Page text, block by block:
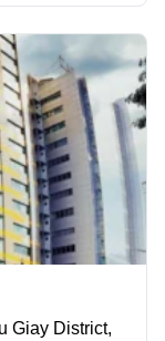
Giay District,